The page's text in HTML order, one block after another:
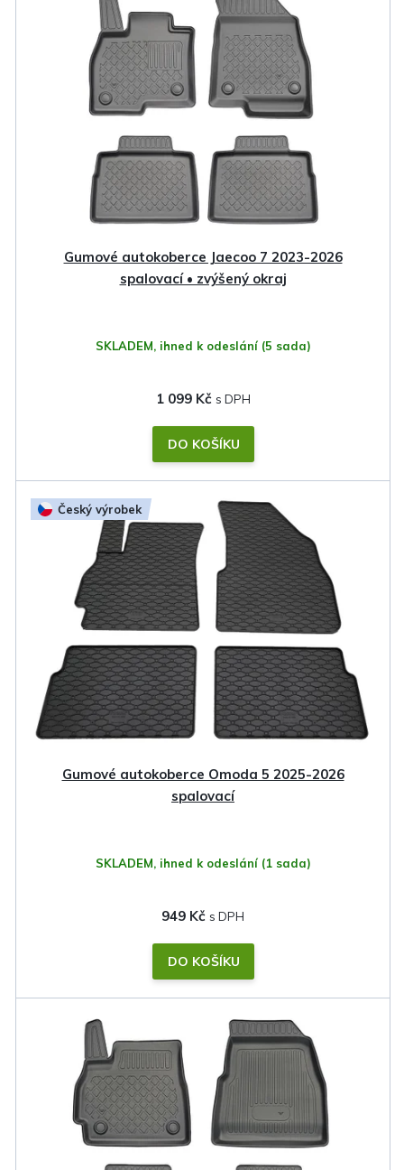
Gumové autokoberce Jaecoo 7 2023-2026
spalovací • zvýšený okraj
SKLADEM, ihned k odeslání (5 sada)
1 099 Kč
DO KOŠÍKU
Český výrobek
Gumové autokoberce Omoda 5 2025-2026
spalovací
SKLADEM, ihned k odeslání (1 sada)
949 Kč
DO KOŠÍKU